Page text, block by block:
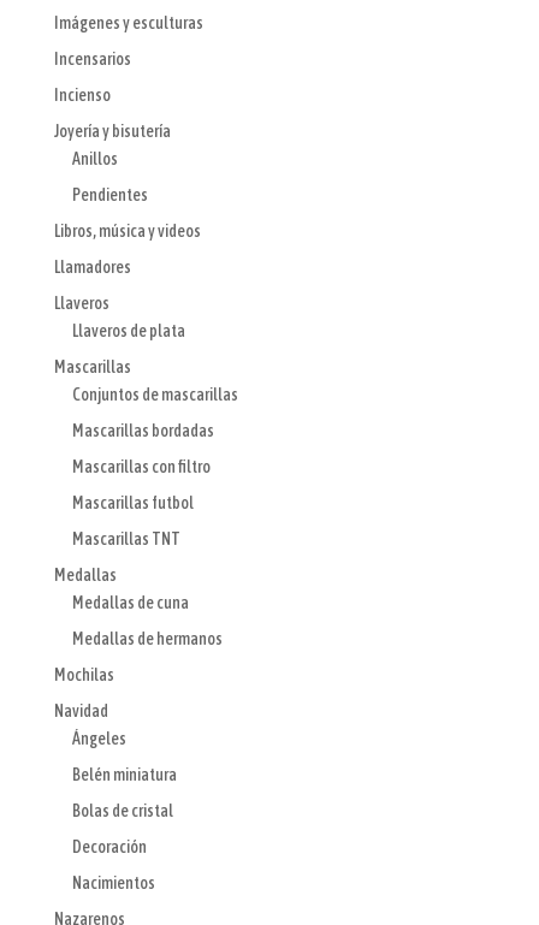
Imágenes y esculturas
Incensarios
Incienso
Joyería y bisutería
Anillos
Pendientes
Libros, música y videos
Llamadores
Llaveros
Llaveros de plata
Mascarillas
Conjuntos de mascarillas
Mascarillas bordadas
Mascarillas con filtro
Mascarillas futbol
Mascarillas TNT
Medallas
Medallas de cuna
Medallas de hermanos
Mochilas
Navidad
Ángeles
Belén miniatura
Bolas de cristal
Decoración
Nacimientos
Nazarenos